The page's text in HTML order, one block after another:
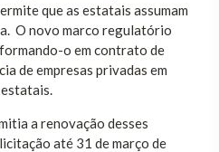
que as estatais assumam
O novo marco regulatório
o em contrato de
de empresas privadas em
a renovação desses
até 31 de março de